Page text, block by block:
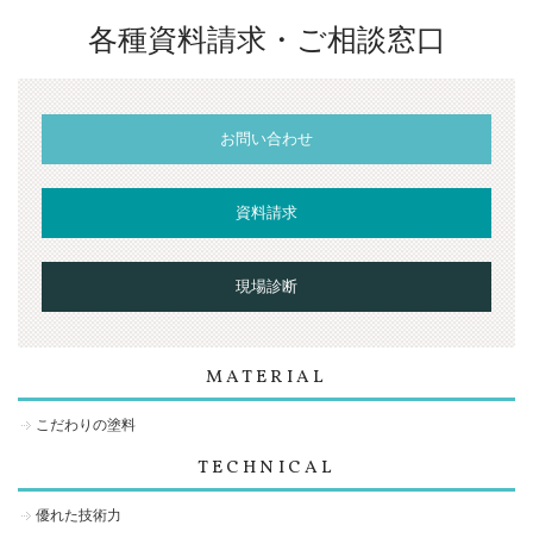
各種資料請求・ご相談窓口
お問い合わせ
資料請求
現場診断
MATERIAL
こだわりの塗料
TECHNICAL
優れた技術力